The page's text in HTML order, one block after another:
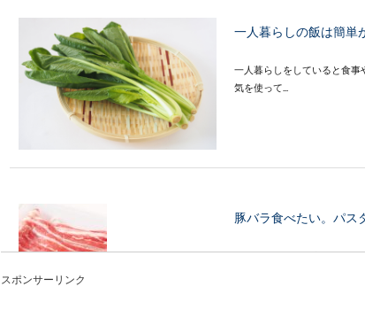
一人暮らしの飯は簡単
一人暮らしをしていると食事
気を使って...
豚バラ食べたい。パス
パスタに豚バラは意外ですか
スポンサーリンク